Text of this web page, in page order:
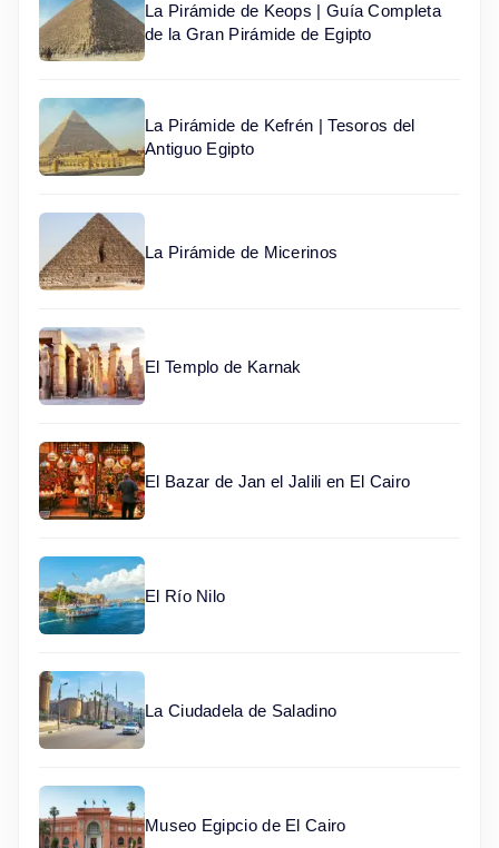
La Pirámide de Keops | Guía Completa
de la Gran Pirámide de Egipto
La Pirámide de Kefrén | Tesoros del
Antiguo Egipto
La Pirámide de Micerinos
El Templo de Karnak
El Bazar de Jan el Jalili en El Cairo
El Río Nilo
La Ciudadela de Saladino
Museo Egipcio de El Cairo